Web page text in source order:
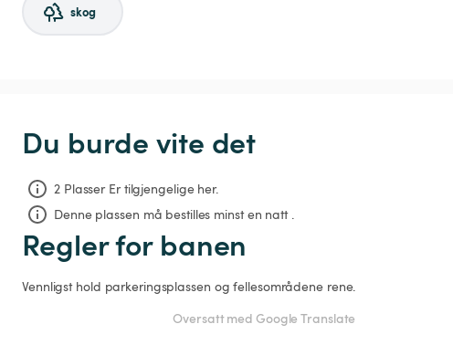
skog
Du burde vite det
2 Plasser Er tilgjengelige her.
Denne plassen må bestilles minst en natt .
Regler for banen
Vennligst hold parkeringsplassen og fellesområdene rene.
Oversatt med Google Translate